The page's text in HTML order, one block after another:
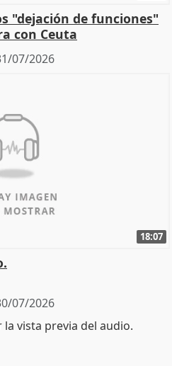
"dejación de funciones"
con Ceuta
07/2026
18:07
07/2026